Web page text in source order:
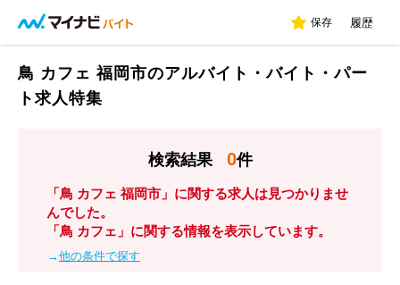
保存 履歴
鳥 カフェ 福岡市のアルバイト・バイト・パー
ト求人特集
検索結果 0件
「鳥 カフェ 福岡市」に関する求人は見つかりませ
んでした。
「鳥 カフェ」に関する情報を表示しています。
→他の条件で探す